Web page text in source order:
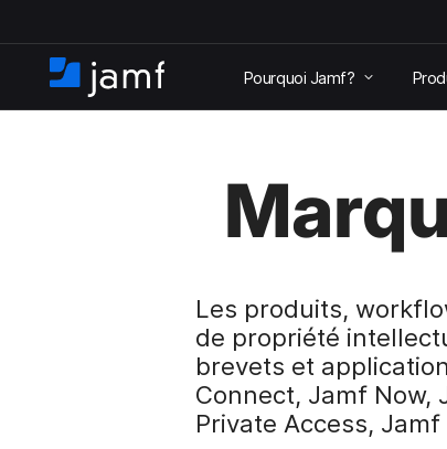
a
s
A
c
Pourquoi Jamf?
Les produits,
de propriété
brevets et
Connect, Jamf Now,
Private Access,